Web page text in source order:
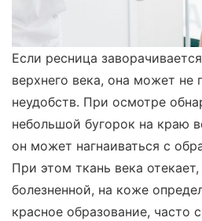
Если ресница
верхнего века, она может не
неудобств. При осмотре
небольшой бугорок на краю
он может нагнаиваться с
При этом ткань века отекает,
болезненной, на коже
красное образование, часто